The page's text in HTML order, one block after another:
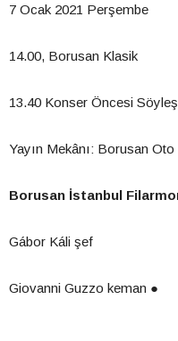
7 Ocak 2021 Perşembe
14.00, Borusan Klasik
13.40 Konser Öncesi
Yayın Mekânı: Borusan
Borusan İstanbul
Gábor Káli şef
Giovanni Guzzo keman ●